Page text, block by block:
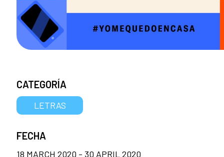
CATEGORÍA
LETRAS
FECHA
18 MARCH 2020 - 30 APRIL 2020